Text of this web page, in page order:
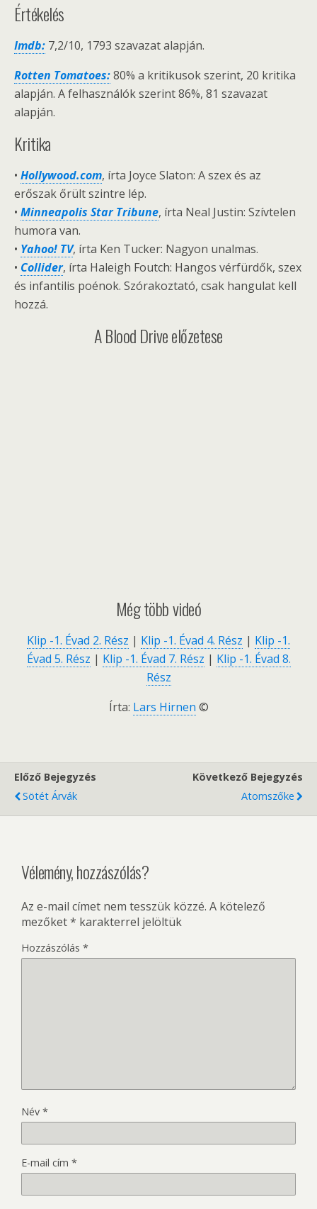
Értékelés
Imdb: 7,2/10, 1793 szavazat alapján.
Rotten Tomatoes:80% a kritikusok szerint, 20 kritika
alapján. A felhasználók szerint 86%, 81 szavazat
alapján.
Kritika
• Hollywood.com, írta Joyce Slaton: A szex és az
erőszak őrült szintre lép.
• Minneapolis Star Tribune, írta Neal Justin: Szívtelen
humora van.
• Yahoo! TV, írta Ken Tucker: Nagyon unalmas.
• Collider, írta Haleigh Foutch: Hangos vérfürdők, szex
és infantilis poénok. Szórakoztató, csak hangulat kell
hozzá.
A Blood Drive előzetese
Még több videó
Klip -1. Évad 2. Rész | Klip -1. Évad 4. Rész | Klip -1.
Évad 5. Rész | Klip -1. Évad 7. Rész | Klip -1. Évad 8.
Rész
Írta: Lars Hirnen ©
Előző Bejegyzés
Sötét Árvák
Következő Bejegyzés
Atomszőke
Vélemény, hozzászólás?
Az e-mail címet nem tesszük közzé. A kötelező
mezőket* karakterrel jelöltük
Hozzászólás *
Név *
E-mail cím *